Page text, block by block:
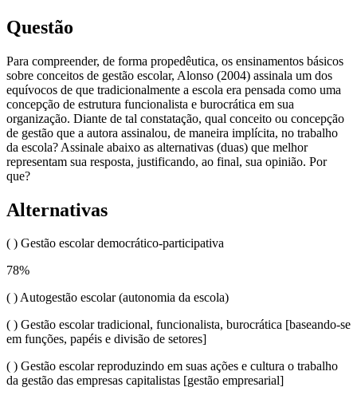
Questão
Para compreender, de forma propedêutica, os ensinamentos básicos
sobre conceitos de gestão escolar, Alonso (2004) assinala um dos
equívocos de que tradicionalmente a escola era pensada como uma
concepção de estrutura funcionalista e burocrática em sua
organização. Diante de tal constatação, qual conceito ou concepção
de gestão que a autora assinalou, de maneira implícita, no trabalho
da escola? Assinale abaixo as alternativas (duas) que melhor
representam sua resposta, justificando, ao final, sua opinião. Por
que?
Alternativas
( ) Gestão escolar democrático-participativa
78%
( ) Autogestão escolar (autonomia da escola)
( ) Gestão escolar tradicional, funcionalista, burocrática [baseando-se
em funções, papéis e divisão de setores]
( ) Gestão escolar reproduzindo em suas ações e cultura o trabalho
da gestão das empresas capitalistas [gestão empresarial]